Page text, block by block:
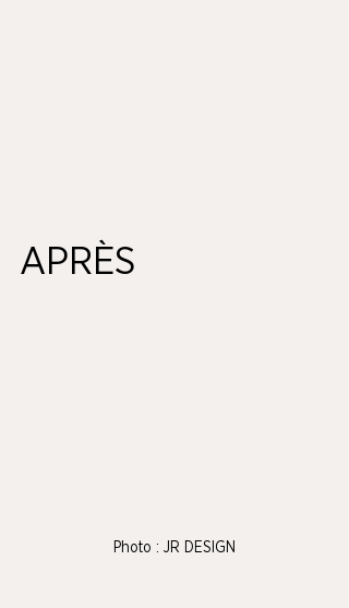
APRÈS
Photo : JR DESIGN